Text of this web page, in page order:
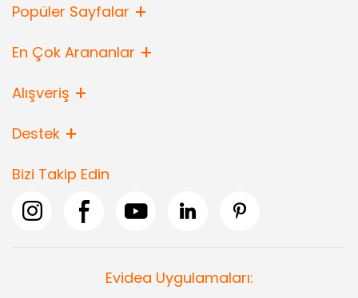
Popüler Sayfalar
En Çok Arananlar
Alışveriş
Destek
Bizi Takip Edin
Evidea Uygulamaları: